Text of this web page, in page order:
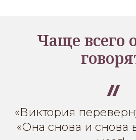
Чаще всего
«Виктория
«Она снова и снова